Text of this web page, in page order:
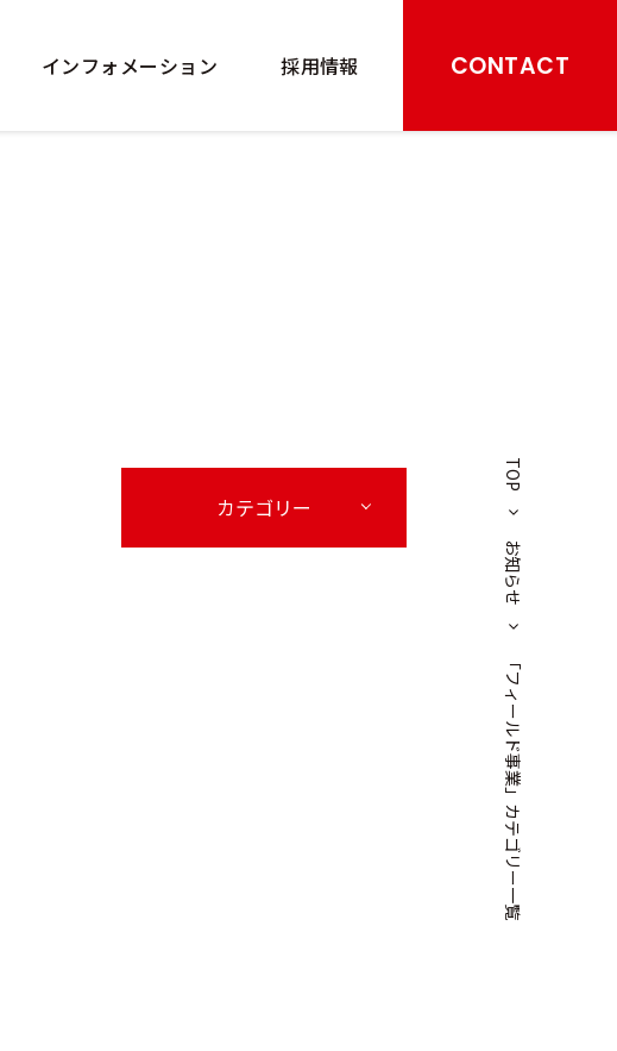
採用情報
インフォメーション CONTACT
TOP
お知らせ
「フィールド事業」カテゴリー一覧
カテゴリー